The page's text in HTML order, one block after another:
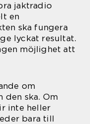
jaktradio
en
ska fungera
lyckat resultat.
möjlighet att
om
den ska. Om
inte heller
bara till